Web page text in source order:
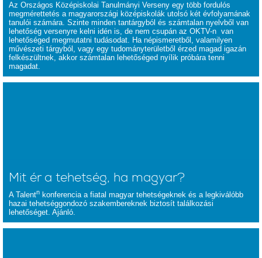
Az Országos Középiskolai Tanulmányi Verseny egy több fordulós
megmérettetés a magyarországi középiskolák utolsó két évfolyamának
tanulói számára. Szinte minden tantárgyból és számtalan nyelvből van
lehetőség versenyre kelni idén is, de nem csupán az OKTV-n van
lehetőséged megmutatni tudásodat. Ha népismeretből, valamilyen
művészeti tárgyból, vagy egy tudományterületből érzed magad igazán
felkészültnek, akkor számtalan lehetőséged nyílik próbára tenni
magadat.
Mit ér a tehetség, ha magyar?
A Talentn konferencia a fiatal magyar tehetségeknek és a legkiválóbb
hazai tehetséggondozó szakembereknek biztosít találkozási
lehetőséget. Ajánló.